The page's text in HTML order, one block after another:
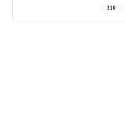
310